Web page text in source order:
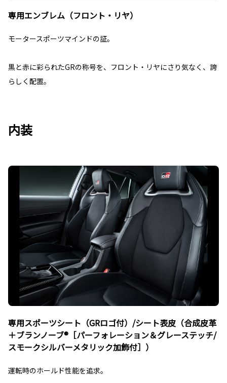
専用エンブレム（フロント・リヤ）
モータースポーツマインドの証。
黒と赤に彩られたGRの称号を、フロント・リヤにさり気なく、誇
らしく配置。
内装
専用スポーツシート（GRロゴ付）/シート表皮（合成皮革
＋ブランノーブ®［パーフォレーション＆グレーステッチ/
スモークシルバーメタリック加飾付］）
運転時のホールド性能を追求。